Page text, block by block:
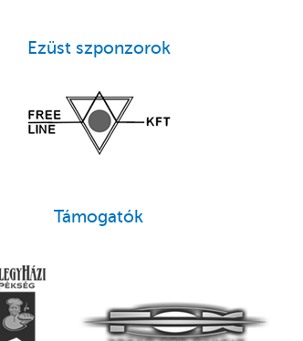
Ezüst szponzorok
Támogatók